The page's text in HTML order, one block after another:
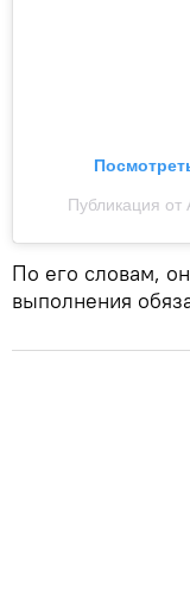
Публикация
По его словам,
выполнения